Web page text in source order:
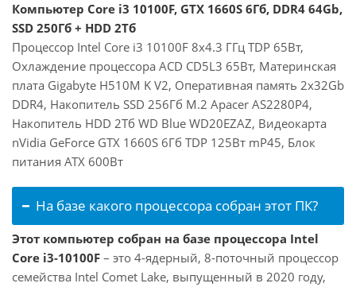
Компьютер Core i3 10100F, GTX 1660S 6Гб, DDR4 64Gb,
SSD 250Гб + HDD 2Тб
Процессор Intel Core i3 10100F 8x4.3 ГГц TDP 65Вт,
Охлаждение процессора ACD CD5L3 65Вт, Материнская
плата Gigabyte H510M K V2, Оперативная память 2x32Gb
DDR4, Накопитель SSD 256Гб M.2 Apacer AS2280P4,
Накопитель HDD 2Тб WD Blue WD20EZAZ, Видеокарта
nVidia GeForce GTX 1660S 6Гб TDP 125Вт mP45, Блок
питания ATX 600Вт
На базе какого процессора собран этот ПК?
Этот компьютер собран на базе процессора Intel
Core i3-10100F – это 4-ядерный, 8-поточный процессор
семейства Intel Comet Lake, выпущенный в 2020 году,